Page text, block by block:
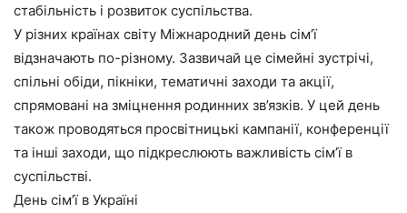
стабільність і розвиток суспільства.
У різних країнах світу Міжнародний день сім’ї
відзначають по-різному. Зазвичай це сімейні зустрічі,
спільні обіди, пікніки, тематичні заходи та акції,
спрямовані на зміцнення родинних зв’язків. У цей день
також проводяться просвітницькі кампанії, конференції
та інші заходи, що підкреслюють важливість сім’ї в
суспільстві.
День сім’ї в Україні